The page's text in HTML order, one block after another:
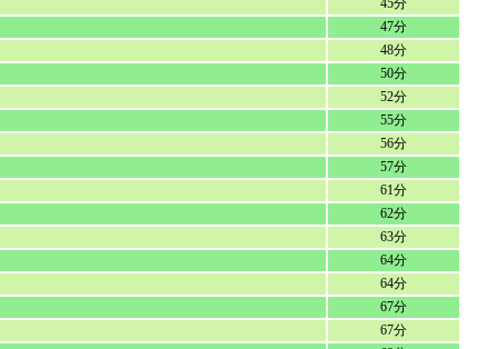
45分
47分
48分
50分
52分
55分
56分
57分
61分
62分
63分
64分
64分
67分
67分